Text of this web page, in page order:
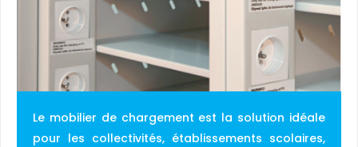
Le mobilier de chargement est la solution idéale
pour les collectivités, établissements scolaires,